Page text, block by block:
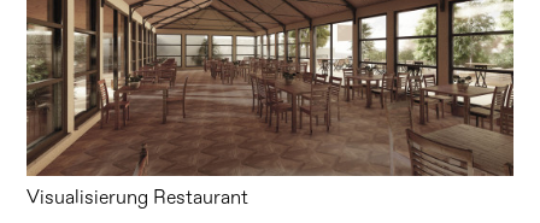
Visualisierung Restaurant